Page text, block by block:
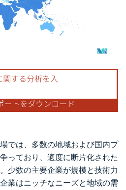
にはCC BY 4.0の表示が必要です。
では、多数の地域および国内プ
っており、適度に断片化された
少数の主要企業が規模と技術力
業はニッチなニーズと地域の需